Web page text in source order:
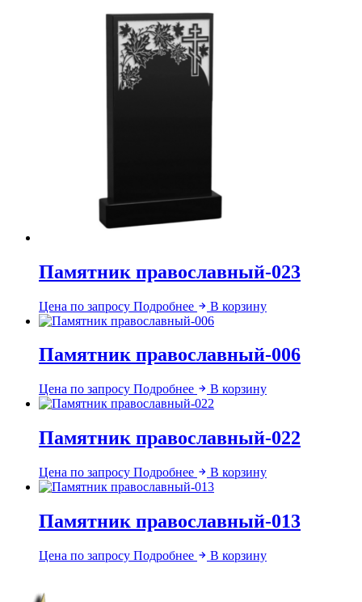
Памятник православный-023
Цена по запросу Подробнее В корзину
Памятник православный-006
Цена по запросу Подробнее В корзину
Памятник православный-022
Цена по запросу Подробнее В корзину
Памятник православный-013
Цена по запросу Подробнее В корзину